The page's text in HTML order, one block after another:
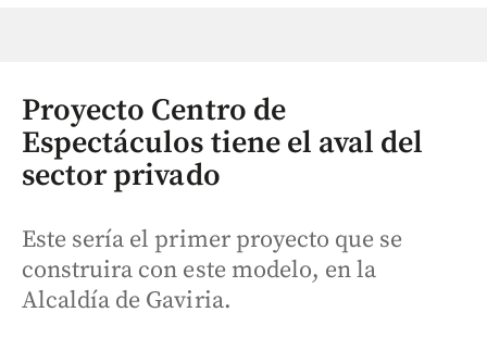
Proyecto Centro de
Espectáculos tiene el aval del
sector privado
Este sería el primer proyecto que se
construira con este modelo, en la
Alcaldía de Gaviria.